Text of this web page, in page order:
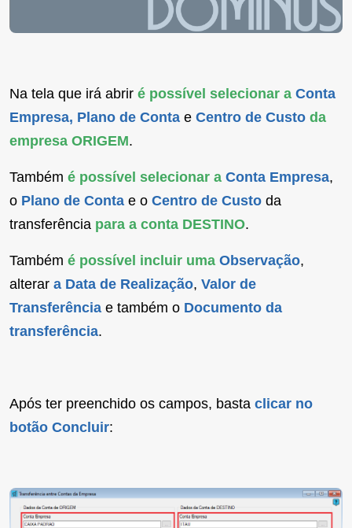
Na tela que irá abrir é possível selecionar a Conta
Empresa, Plano de Conta e Centro de Custo da
empresa ORIGEM.
Também é possível selecionar a Conta Empresa,
o Plano de Conta e o Centro de Custo da
transferência para a conta DESTINO.
Também é possível incluir uma Observação,
alterar a Data de Realização, Valor de
Transferência e também o Documento da
transferência.
Após ter preenchido os campos, basta clicar no
botão Concluir: